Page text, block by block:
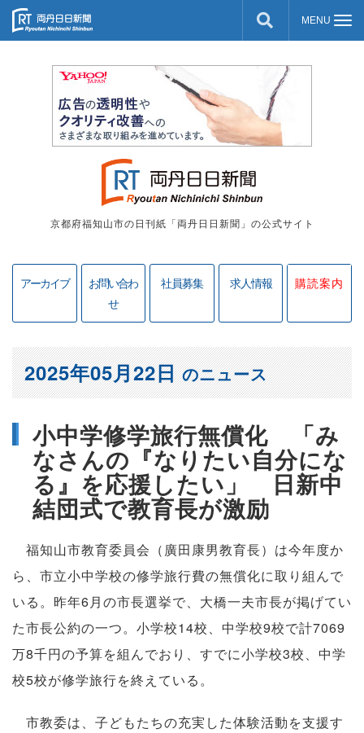
京都府福知山市の日刊紙「両丹日日新聞」の公式サイト
アーカイブ
お問い合わ
せ
社員募集 求人情報 購読案内
小中学修学旅行無償化 「み
なさんの『なりたい自分にな
る』を応援したい」 日新中
結団式で教育長が激励
2025年05月22日のニュース
福知山市教育委員会（廣田康男教育長）は今年度か
ら、市立小中学校の修学旅行費の無償化に取り組んで
いる。昨年6月の市長選挙で、大橋一夫市長が掲げてい
た市長公約の一つ。小学校14校、中学校9校で計7069
万8千円の予算を組んでおり、すでに小学校3校、中学
校5校が修学旅行を終えている。
市教委は、子どもたちの充実した体験活動を支援す